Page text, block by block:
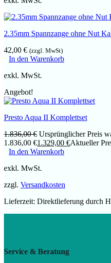
2.35mm Spannzange ohne Nut
42,00 € (zzgl. MwSt)
In den Warenkorb
exkl. MwSt.
Angebot!
Presto Aqua II Komplettset
1.836,00€ Ursprünglicher Preis
1.836,00 €1.329,00 €Aktueller
In den Warenkorb
exkl. MwSt.
zzgl. Versandkosten
Lieferzeit: Direktlieferung durch
Service & Beratung